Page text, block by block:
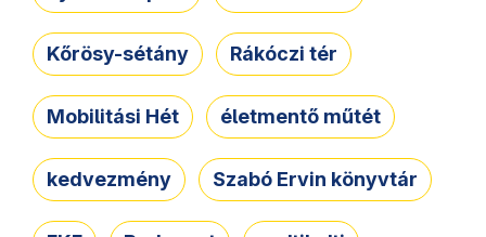
Kőrösy-sétány Rákóczi tér
Mobilitási Hét életmentő műtét
kedvezmény Szabó Ervin könyvtár